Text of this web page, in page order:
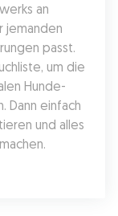
an
jemanden
passt.
um die
Hunde-
Dann einfach
und alles